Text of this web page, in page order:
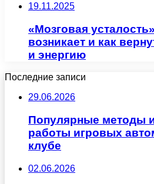
19.11.2025
«Мозговая
возникает и как
и энергию
Последние записи
29.06.2026
Популярные методы
работы игровых
клубе
02.06.2026